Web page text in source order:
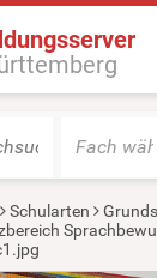
Fach
Schularten